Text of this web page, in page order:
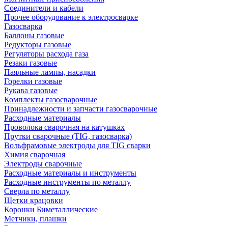
Соединители и кабели
Прочее оборудование к электросварке
Газосварка
Баллоны газовые
Редукторы газовые
Регуляторы расхода газа
Резаки газовые
Паяльные лампы, насадки
Горелки газовые
Рукава газовые
Комплекты газосварочные
Принадлежности и запчасти газосварочные
Расходные материалы
Проволока сварочная на катушках
Прутки сварочные (TIG, газосварка)
Вольфрамовые электроды для TIG сварки
Химия сварочная
Электроды сварочные
Расходные материалы и инструменты
Расходные инструменты по металлу
Сверла по металлу
Щетки крацовки
Коронки Биметаллические
Метчики, плашки